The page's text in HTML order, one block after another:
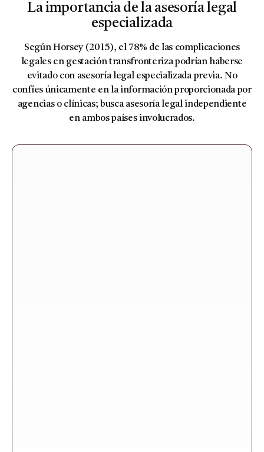
La importancia de la asesoría legal
especializada
Según Horsey (2015), el 78% de las complicaciones
legales en gestación transfronteriza podrían haberse
evitado con asesoría legal especializada previa. No
confíes únicamente en la información proporcionada por
agencias o clínicas; busca asesoría legal independiente
en ambos países involucrados.